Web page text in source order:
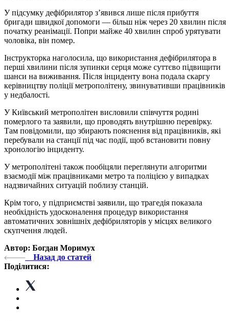
У підсумку дефібрилятор з’явився лише після прибуття
бригади швидкої допомоги — більш ніж через 20 хвилин після
початку реанімації. Попри майже 40 хвилин спроб урятувати
чоловіка, він помер.
Інструкторка наголосила, що використання дефібрилятора в
перші хвилини після зупинки серця може суттєво підвищити
шанси на виживання. Після інциденту вона подала скаргу
керівництву поліції метрополітену, звинувативши працівників
у недбалості.
У Київський метрополітен висловили співчуття родині
померлого та заявили, що проводять внутрішню перевірку.
Там повідомили, що збирають пояснення від працівників, які
перебували на станції під час події, щоб встановити повну
хронологію інциденту.
У метрополітені також пообіцяли переглянути алгоритми
взаємодії між працівниками метро та поліцією у випадках
надзвичайних ситуацій поблизу станцій.
Крім того, у підприємстві заявили, що трагедія показала
необхідність удосконалення процедур використання
автоматичних зовнішніх дефібриляторів у місцях великого
скупчення людей.
Автор: Богдан Моримух
Назад до статей
Поділитися: